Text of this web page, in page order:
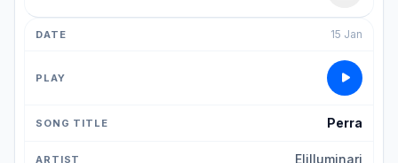
15 Jan
Perra
Elilluminari